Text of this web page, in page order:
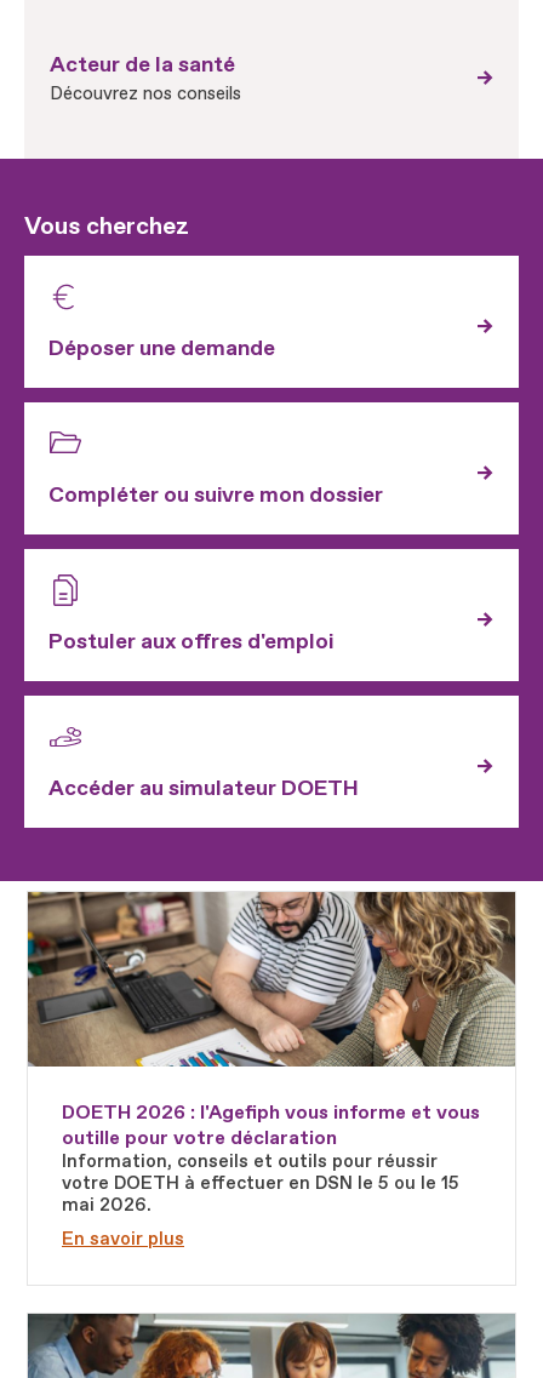
Acteur de la santé
Découvrez nos conseils
Vous cherchez
Déposer une demande
Compléter ou suivre mon dossier
Postuler aux offres d'emploi
Accéder au simulateur DOETH
DOETH 2026 : l'Agefiph vous informe et vous
outille pour votre déclaration
Information, conseils et outils pour réussir
votre DOETH à effectuer en DSN le 5 ou le 15
mai 2026.
En savoir plus
Fichier
Fichier